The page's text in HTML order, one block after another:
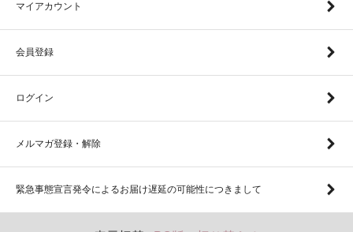
マイアカウント
会員登録
ログイン
メルマガ登録・解除
緊急事態宣言発令によるお届け遅延の可能性につきまして